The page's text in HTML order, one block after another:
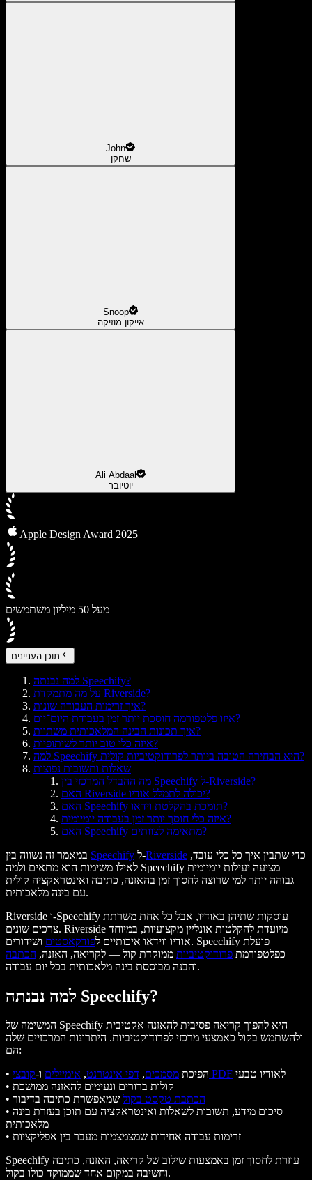
John
שחקן
Snoop
אייקון מוזיקה
Ali Abdaal
יוטיובר
Apple Design Award 2025
מעל 50 מיליון משתמשים
תוכן העניינים
למה נבנתה Speechify?
על מה מתמקדת Riverside?
איך זרימות העבודה שונות?
איזו פלטפורמה חוסכת יותר זמן בעבודת היום־יום?
איך תכונות הבינה המלאכותית משתוות?
איזה כלי טוב יותר לשיתופיות?
למה Speechify היא הבחירה הטובה ביותר לפרודוקטיביות קולית?
שאלות ותשובות נפוצות
מה ההבדל המרכזי בין Speechify ל-Riverside?
האם Riverside יכולה לתמלל אודיו?
האם Speechify תומכת בהקלטת וידאו?
איזה כלי חוסך יותר זמן בעבודה יומיומית?
האם Speechify מתאימה לצוותים?
Speechify ל-Riverside
לאילו משימות הוא מתאים ולמה Speechify מציעה יעילות יומיומית
גבוהה יותר למי שרוצה לחסוך זמן בהאזנה, כתיבה ואינטראקציה קולית
עם בינה מלאכותית.
Riverside ו-Speechify עוסקות שתיהן באודיו, אבל כל אחת משרתת
צרכים שונים. Riverside מיועדת להקלטות אונליין מקצועיות, במיוחד
אודיו ווידאו איכותיים לפודקאסטים ושידורים. Speechify פועלת
כפלטפורמת פרודוקטיביות ממוקדת קול — לקריאה, האזנה, הכתבה
והבנה מבוססת בינה מלאכותית בכל יום עבודה.
למה נבנתה Speechify?
המשימה של Speechify היא להפוך קריאה פסיבית להאזנה אקטיבית
ולהשתמש בקול כאמצעי מרכזי לפרודוקטיביות. היתרונות המרכזיים שלה
הם:
• הפיכת מסמכים, דפי אינטרנט, אימיילים ו- קובצי PDF לאודיו טבעי
• קולות ברורים ונעימים להאזנה ממושכת
•
הכתבת טקסט בקול שמאפשרת כתיבה בדיבור
• סיכום מידע, תשובות לשאלות ואינטראקציה עם תוכן בעזרת בינה
מלאכותית
• זרימות עבודה אחידות שמצמצמות מעבר בין אפליקציות
Speechify עוזרת לחסוך זמן באמצעות שילוב של קריאה, האזנה, כתיבה
וחשיבה במקום אחד שממוקד כולו בקול.